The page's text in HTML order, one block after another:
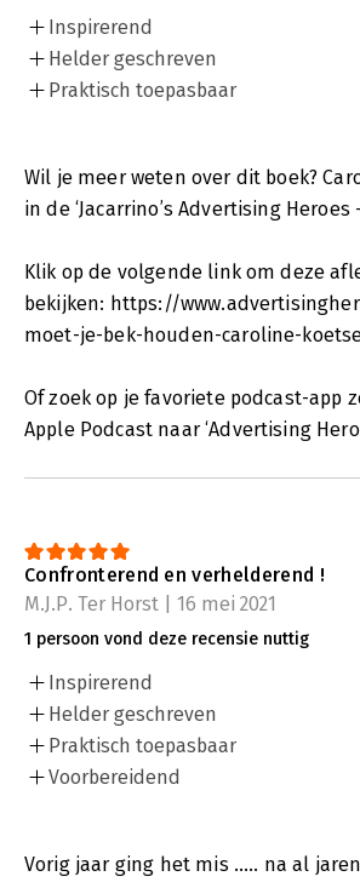
Inspirerend
Helder geschreven
Praktisch toepasbaar
Wil je meer weten over dit boek?
in de ‘Jacarrino’s Advertising Heroes
Klik op de volgende link om deze
bekijken: https://
moet-je-bek-houden-caroline-
Of zoek op je favoriete podcast-app
Apple Podcast naar ‘Advertising
Confronterend en verhelderend !
M.J.P. Ter Horst | 16 mei 2021
1 persoon vond deze recensie nuttig
Inspirerend
Helder geschreven
Praktisch toepasbaar
Voorbereidend
Vorig jaar ging het mis ..... na al